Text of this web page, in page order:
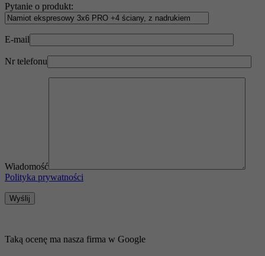
Pytanie o produkt:
E-mail
Nr telefonu
Wiadomość
Polityka prywatności
Taką ocenę ma nasza firma w Google